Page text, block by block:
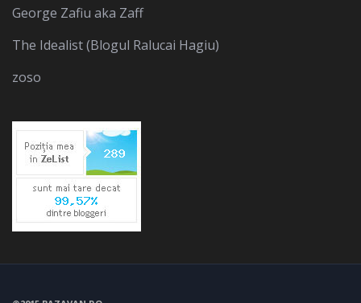
George Zafiu aka Zaff
The Idealist (Blogul Ralucai Hagiu)
zoso